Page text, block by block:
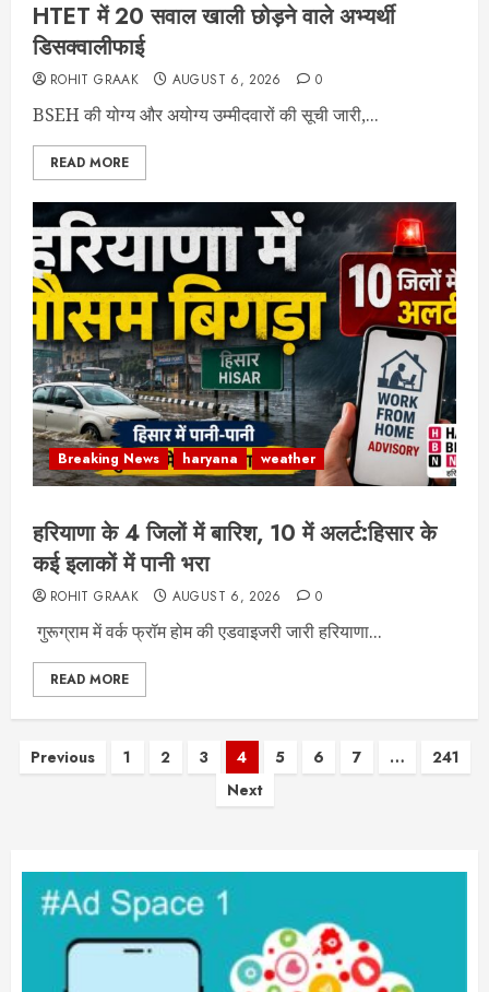
HTET में 20 सवाल खाली छोड़ने वाले अभ्यर्थी
डिसक्वालीफाई
ROHIT GRAAK AUGUST 6, 2026 0
BSEH की योग्य और अयोग्य उम्मीदवारों की सूची जारी,...
READ MORE
Breaking News haryana weather
हरियाणा के 4 जिलों में बारिश, 10 में अलर्ट:हिसार के
कई इलाकों में पानी भरा
ROHIT GRAAK AUGUST 6, 2026 0
गुरूग्राम में वर्क फ्रॉम होम की एडवाइजरी जारी हरियाणा...
READ MORE
Posts
Previous 1 2 3 4 5 6 7 …
241
Next